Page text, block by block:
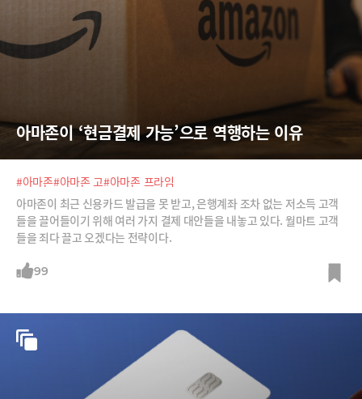
아마존이 ‘현금결제 가능’으로 역행하는 이유
#아마존#아마존 고#아마존 프라임
아마존이 최근 신용카드 발급을 못 받고, 은행계좌 조차 없는 저소득 고객
들을 끌어들이기 위해 여러 가지 결제 대안들을 내놓고 있다. 월마트 고객
들을 죄다 끌고 오겠다는 전략이다.
99